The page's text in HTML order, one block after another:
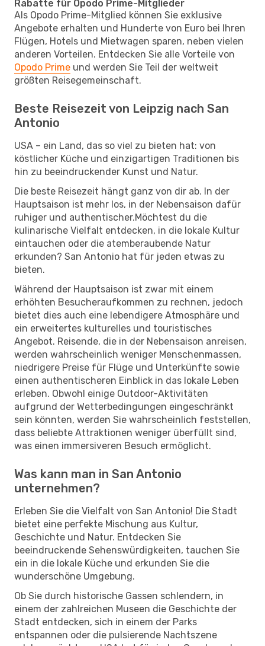
Rabatte für Opodo Prime-Mitglieder
Als Opodo Prime-Mitglied können Sie exklusive
Angebote erhalten und Hunderte von Euro bei Ihren
Flügen, Hotels und Mietwagen sparen, neben vielen
anderen Vorteilen. Entdecken Sie alle Vorteile von
Opodo Prime und werden Sie Teil der weltweit
größten Reisegemeinschaft.
Beste Reisezeit von Leipzig nach San
Antonio
USA – ein Land, das so viel zu bieten hat: von
köstlicher Küche und einzigartigen Traditionen bis
hin zu beeindruckender Kunst und Natur.
Die beste Reisezeit hängt ganz von dir ab. In der
Hauptsaison ist mehr los, in der Nebensaison dafür
ruhiger und authentischer.Möchtest du die
kulinarische Vielfalt entdecken, in die lokale Kultur
eintauchen oder die atemberaubende Natur
erkunden? San Antonio hat für jeden etwas zu
bieten.
Während der Hauptsaison ist zwar mit einem
erhöhten Besucheraufkommen zu rechnen, jedoch
bietet dies auch eine lebendigere Atmosphäre und
ein erweitertes kulturelles und touristisches
Angebot. Reisende, die in der Nebensaison anreisen,
werden wahrscheinlich weniger Menschenmassen,
niedrigere Preise für Flüge und Unterkünfte sowie
einen authentischeren Einblick in das lokale Leben
erleben. Obwohl einige Outdoor-Aktivitäten
aufgrund der Wetterbedingungen eingeschränkt
sein könnten, werden Sie wahrscheinlich feststellen,
dass beliebte Attraktionen weniger überfüllt sind,
was einen immersiveren Besuch ermöglicht.
Was kann man in San Antonio
unternehmen?
Erleben Sie die Vielfalt von San Antonio! Die Stadt
bietet eine perfekte Mischung aus Kultur,
Geschichte und Natur. Entdecken Sie
beeindruckende Sehenswürdigkeiten, tauchen Sie
ein in die lokale Küche und erkunden Sie die
wunderschöne Umgebung.
Ob Sie durch historische Gassen schlendern, in
einem der zahlreichen Museen die Geschichte der
Stadt entdecken, sich in einem der Parks
entspannen oder die pulsierende Nachtszene